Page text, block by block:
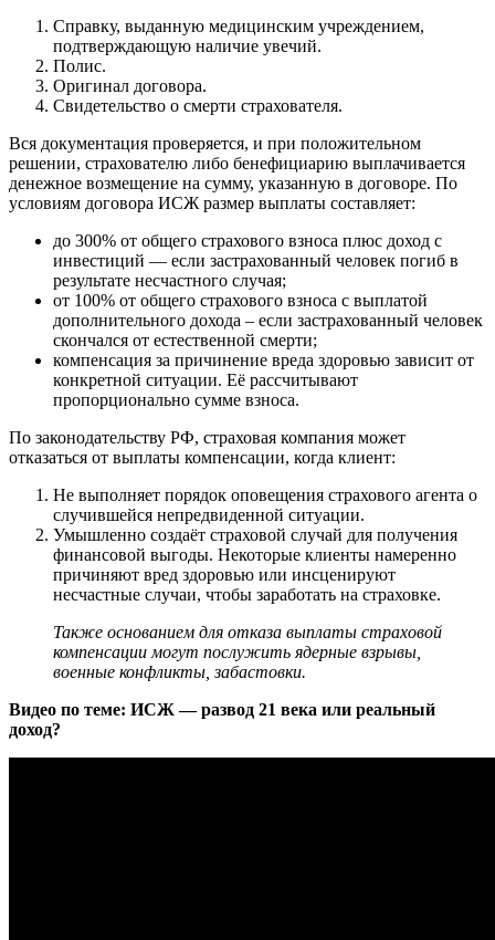
Справку, выданную медицинским учреждением,
подтверждающую наличие увечий.
Полис.
Оригинал договора.
Свидетельство о смерти страхователя.
Вся документация проверяется, и при положительном
решении, страхователю либо бенефициарию выплачивается
денежное возмещение на сумму, указанную в договоре. По
условиям договора ИСЖ размер выплаты составляет:
до 300% от общего страхового взноса плюс доход с
инвестиций — если застрахованный человек погиб в
результате несчастного случая;
от 100% от общего страхового взноса с выплатой
дополнительного дохода – если застрахованный человек
скончался от естественной смерти;
компенсация за причинение вреда здоровью зависит от
конкретной ситуации. Её рассчитывают
пропорционально сумме взноса.
По законодательству РФ, страховая компания может
отказаться от выплаты компенсации, когда клиент:
Не выполняет порядок оповещения страхового агента о
случившейся непредвиденной ситуации.
Умышленно создаёт страховой случай для получения
финансовой выгоды. Некоторые клиенты намеренно
причиняют вред здоровью или инсценируют
несчастные случаи, чтобы заработать на страховке.
Также основанием для отказа выплаты страховой
компенсации могут послужить ядерные взрывы,
военные конфликты, забастовки.
Видео по теме: ИСЖ — развод 21 века или реальный
доход?